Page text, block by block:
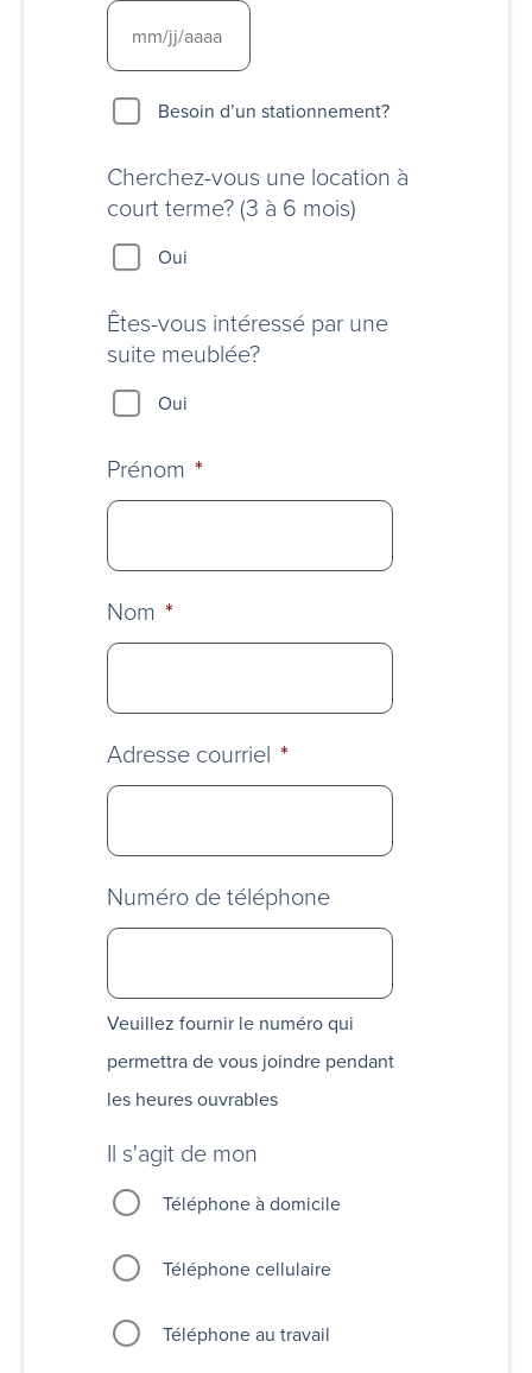
Besoin
stationnement?
Besoin d’un stationnement?
Cherchez-vous une location à
court terme? (3 à 6 mois)
Oui
Êtes-vous intéressé par une
suite meublée?
Oui
Prénom *
Nom *
Adresse courriel *
Numéro de téléphone
Veuillez fournir le numéro qui
permettra de vous joindre pendant
les heures ouvrables
Il s'agit de mon
Téléphone à domicile
Téléphone cellulaire
Téléphone au travail